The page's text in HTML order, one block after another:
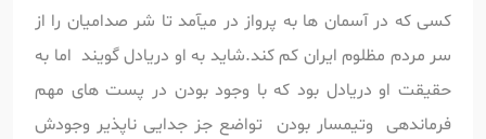
کسی که در آسمان ها به پرواز در میآمد تا شر صدامیان را از
سر مردم مظلوم ایران کم کند.شاید به او دریادل گویند اما به
حقیقت او دریادل بود که با وجود بودن در پست های مهم
فرماندهی وتیمسار بودن تواضع جز جدایی ناپذیر وجودش